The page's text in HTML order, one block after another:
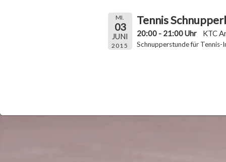
MI.
03
JUNI
2015
Tennis
20:00 - 21:00 Uhr KTC
Schnupperstunde für Tennis-